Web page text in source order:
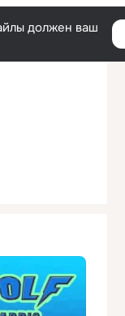
должен ваш